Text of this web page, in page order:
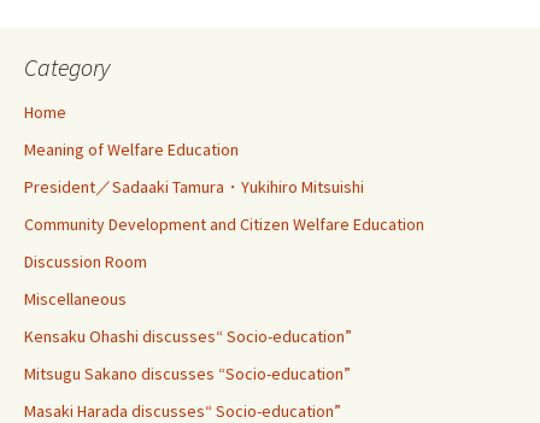
Category
Home
Meaning of Welfare Education
President／Sadaaki Tamura・Yukihiro Mitsuishi
Community Development and Citizen Welfare Education
Discussion Room
Miscellaneous
Kensaku Ohashi discusses“ Socio-education”
Mitsugu Sakano discusses “Socio-education”
Masaki Harada discusses“ Socio-education”